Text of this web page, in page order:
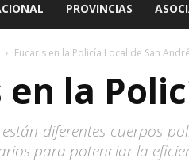
PROVINCIAS
Eucaris en la Policía Local de San
en la
diferentes cuerpos
para potenciar la